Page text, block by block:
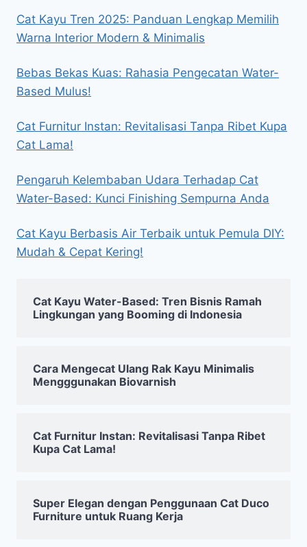
Cat Kayu Tren 2025: Panduan Lengkap Memilih
Warna Interior Modern & Minimalis
Bebas Bekas Kuas: Rahasia Pengecatan Water-
Based Mulus!
Cat Furnitur Instan: Revitalisasi Tanpa Ribet Kupa
Cat Lama!
Pengaruh Kelembaban Udara Terhadap Cat
Water-Based: Kunci Finishing Sempurna Anda
Cat Kayu Berbasis Air Terbaik untuk Pemula DIY:
Mudah & Cepat Kering!
Cat Kayu Water-Based: Tren Bisnis Ramah
Lingkungan yang Booming di Indonesia
Cara Mengecat Ulang Rak Kayu Minimalis
Mengggunakan Biovarnish
Cat Furnitur Instan: Revitalisasi Tanpa Ribet
Kupa Cat Lama!
Super Elegan dengan Penggunaan Cat Duco
Furniture untuk Ruang Kerja